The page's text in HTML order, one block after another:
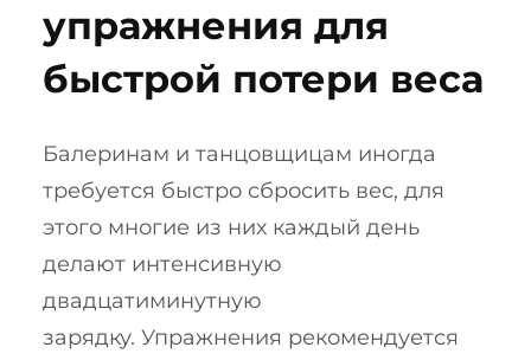
упражнения для
быстрой потери веса
Балеринам и танцовщицам иногда
требуется быстро сбросить вес, для
этого многие из них каждый день
делают интенсивную
двадцатиминутную
зарядку. Упражнения рекомендуется